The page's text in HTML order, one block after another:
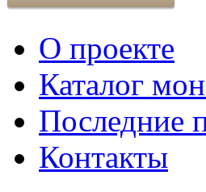
О проекте
Каталог
Последние
Контакты